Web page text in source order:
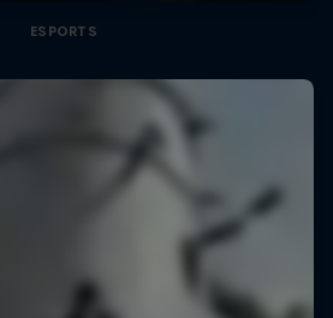
ESPORTS